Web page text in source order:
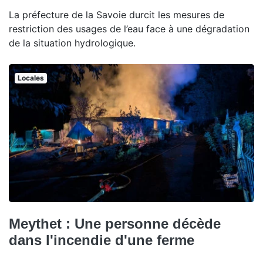
La préfecture de la Savoie durcit les mesures de
restriction des usages de l’eau face à une dégradation
de la situation hydrologique.
Locales
Meythet : Une personne décède
dans l'incendie d'une ferme